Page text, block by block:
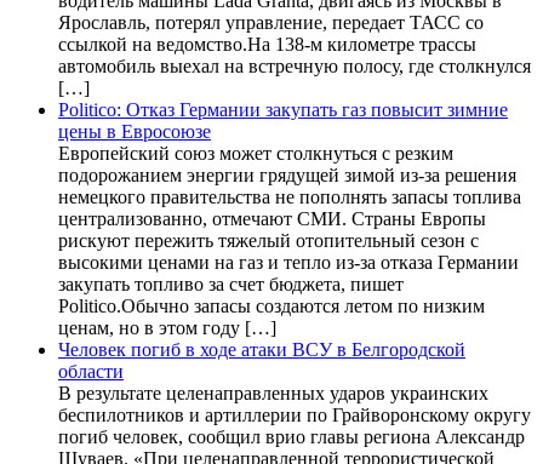
Ярославль, потерял управление, передает ТАСС со
ссылкой на ведомство.На 138-м километре трассы
автомобиль выехал на встречную полосу, где столкнулся
[…]
Politico: Отказ Германии закупать газ повысит зимние
цены в Евросоюзе
Европейский союз может столкнуться с резким
подорожанием энергии грядущей зимой из-за решения
немецкого правительства не пополнять запасы топлива
централизованно, отмечают СМИ. Страны Европы
рискуют пережить тяжелый отопительный сезон с
высокими ценами на газ и тепло из-за отказа Германии
закупать топливо за счет бюджета, пишет
Politico.Обычно запасы создаются летом по низким
ценам, но в этом году […]
Человек погиб в ходе атаки ВСУ в Белгородской
области
В результате целенаправленных ударов украинских
беспилотников и артиллерии по Грайворонскому округу
погиб человек, сообщил врио главы региона Александр
Шуваев. «При целенаправленной террористической